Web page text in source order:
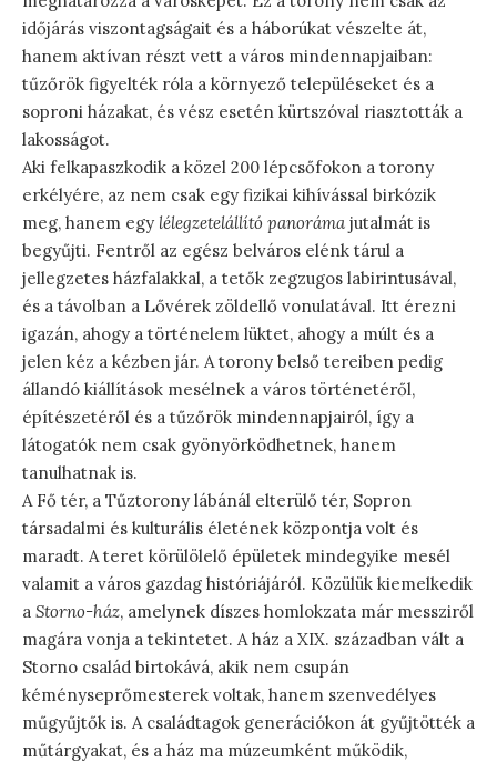
időjárás viszontagságait és a háborúkat vészelte át,
hanem aktívan részt vett a város mindennapjaiban:
tűzőrök figyelték róla a környező településeket és a
soproni házakat, és vész esetén kürtszóval riasztották a
lakosságot.
Aki felkapaszkodik a közel 200 lépcsőfokon a torony
erkélyére, az nem csak egy fizikai kihívással birkózik
meg, hanem egy lélegzetelállító panoráma jutalmát is
begyűjti. Fentről az egész belváros elénk tárul a
jellegzetes házfalakkal, a tetők zegzugos labirintusával,
és a távolban a Lővérek zöldellő vonulatával. Itt érezni
igazán, ahogy a történelem lüktet, ahogy a múlt és a
jelen kéz a kézben jár. A torony belső tereiben pedig
állandó kiállítások mesélnek a város történetéről,
építészetéről és a tűzőrök mindennapjairól, így a
látogatók nem csak gyönyörködhetnek, hanem
tanulhatnak is.
A Fő tér, a Tűztorony lábánál elterülő tér, Sopron
társadalmi és kulturális életének központja volt és
maradt. A teret körülölelő épületek mindegyike mesél
valamit a város gazdag históriájáról. Közülük kiemelkedik
a Storno-ház, amelynek díszes homlokzata már messziről
magára vonja a tekintetet. A ház a XIX. században vált a
Storno család birtokává, akik nem csupán
kéményseprőmesterek voltak, hanem szenvedélyes
műgyűjtők is. A családtagok generációkon át gyűjtötték a
műtárgyakat, és a ház ma múzeumként működik,